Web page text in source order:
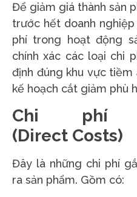
Để giảm giá thành sản
trước hết doanh
phí trong hoạt động
chính xác các loại chi
định đúng khu vực
kế hoạch cắt giảm phù
Chi phí
(Direct Costs)
Đây là những chi phí
ra sản phẩm. Gồm có: